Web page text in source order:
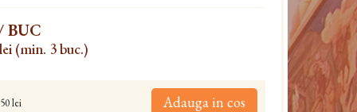
BUC
(min. 3 buc.)
lei Adauga in cos